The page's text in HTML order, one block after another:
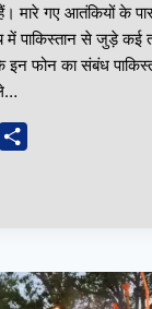
मारे गए आतंकियों के
में पाकिस्तान से जुड़े
इन फोन का संबंध